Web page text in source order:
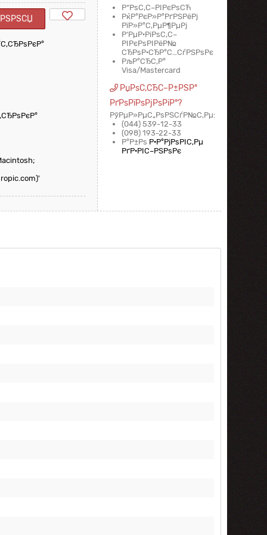
Р“РѕС‚С–РІРєРѕСЋ
РќР°РєР»Р°РґРЅРёРј
РїР»Р°С‚РµР¶РµРј
Р‘РµР·РіРѕС‚С–
РІРєРѕРІРёР№
СЂРѕР·СЂР°С…СѓРЅРѕРє
РљР°СЂС‚Р°
Visa/Mastercard
РџРѕС‚СЂС–Р±РЅР°
РґРѕРїРѕРјРѕРіР°?
РўРµР»РµС„РѕРЅСѓР№С‚Рµ:
(044) 539-12-33
(098) 193-22-33
Р°Р±Рѕ Р·Р°РјРѕРІС‚Рµ
РґР·РІС–РЅРѕРє